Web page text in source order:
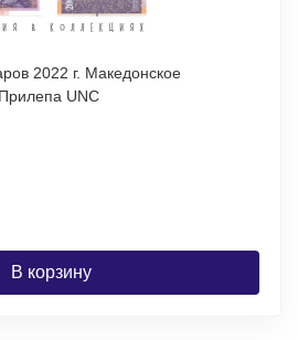
2022 г. Македонское
UNC
В корзину